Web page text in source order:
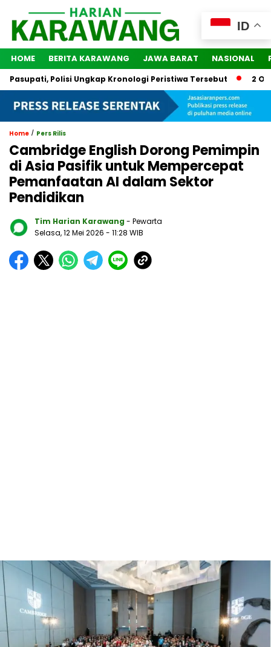
HOME BERITA KARAWANG JAWA BARAT NASIONAL
Polisi Ungkap Kronologi Peristiwa Tersebut 2 Orang
Home / Pers Rilis
Cambridge English Dorong Pemimpin
di Asia Pasifik untuk Mempercepat
Pemanfaatan AI dalam Sektor
Pendidikan
Tim Harian Karawang - Pewarta
Selasa, 12 Mei 2026 - 11:28 WIB
ID